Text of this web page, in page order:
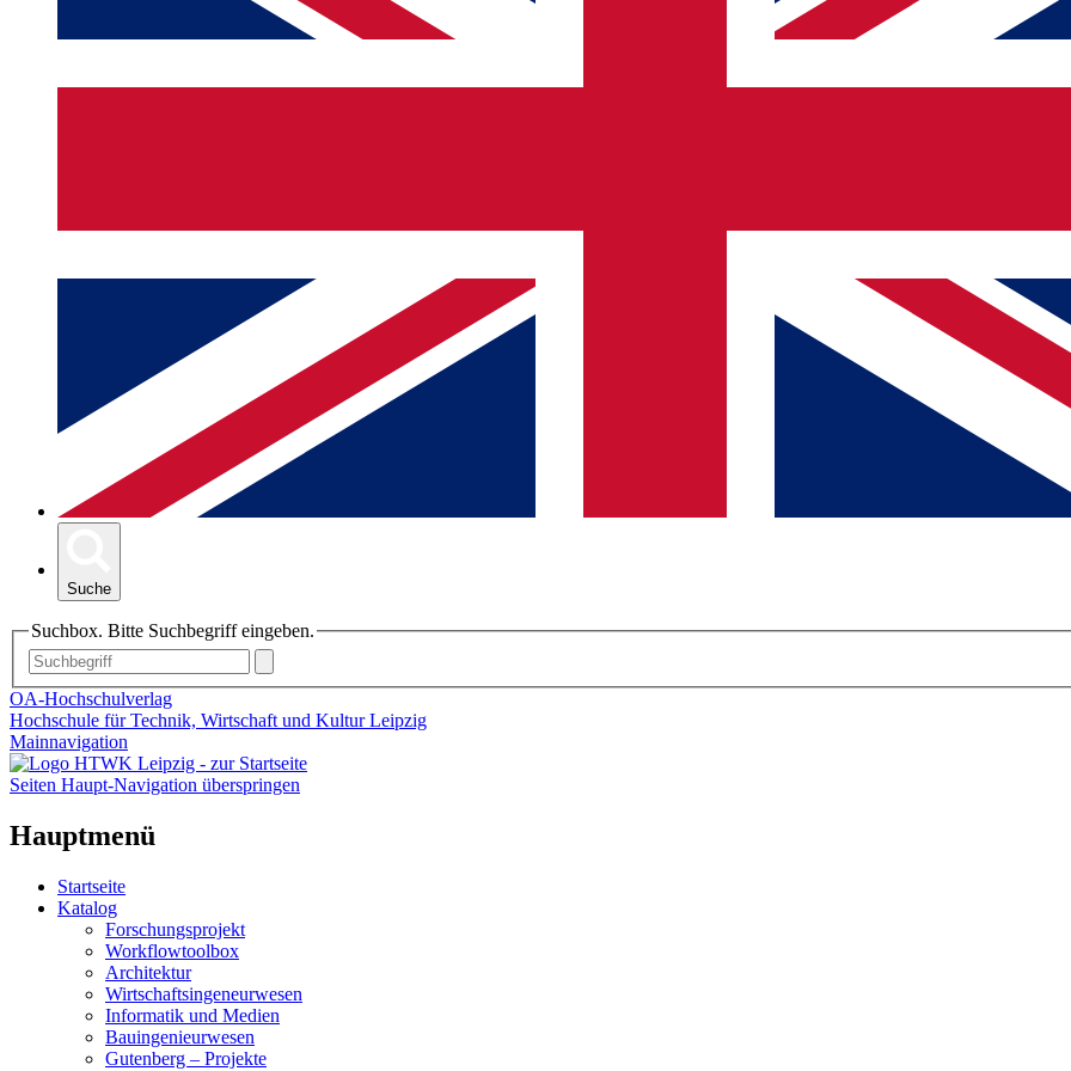
Suche
Suchbox. Bitte Suchbegriff eingeben.
OA-Hochschulverlag
Hochschule für Technik, Wirtschaft und Kultur Leipzig
Mainnavigation
Seiten Haupt-Navigation überspringen
Hauptmenü
Startseite
Katalog
Forschungsprojekt
Workflowtoolbox
Architektur
Wirtschaftsingeneurwesen
Informatik und Medien
Bauingenieurwesen
Gutenberg – Projekte